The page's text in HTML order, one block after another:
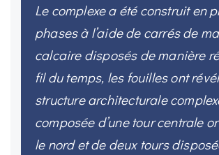
Le complexe a été construit en
phases à l’aide de carrés de
calcaire disposés de manière
fil du temps, les fouilles ont
structure architecturale
composée d’une tour centrale
le nord et de deux tours